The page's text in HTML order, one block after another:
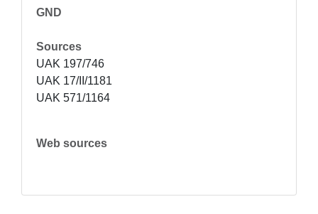
GND
Sources
UAK 197/746
UAK 17/II/1181
UAK 571/1164
Web sources